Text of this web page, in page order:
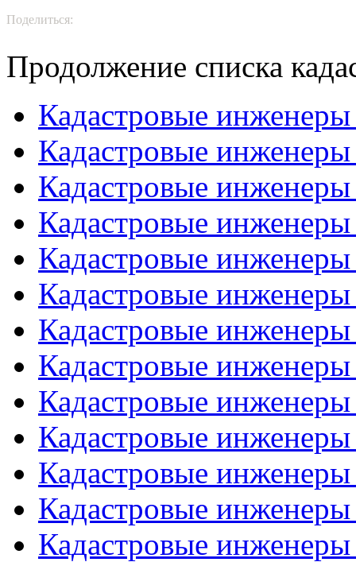
Поделиться:
Продолжение списка
Кадастровые
Кадастровые
Кадастровые
Кадастровые
Кадастровые
Кадастровые
Кадастровые
Кадастровые
Кадастровые
Кадастровые
Кадастровые
Кадастровые
Кадастровые